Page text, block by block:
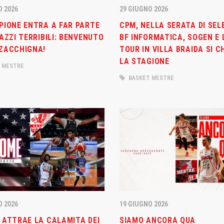
2026
ENTRA A FAR PARTE
TERRIBILI: BENVENUTO
MESTRE
29 GIUGNO 2026
CPM, NELLA SERATA DI
BF INFORMATICA, SOGEN E
TOUR IN VILLA BRAIDA SI
LA STAGIONE
BASKET MESTRE
2026
ATTRAE LA CALAMITA DEI
19 GIUGNO 2026
SIAMO ANCORA QUA
una nuova
che aumenta la rete
nel territorio
d’eccezione per il
due promesse della
LINKS
Download
Regolamento Emergenza
Consorzio Progetto Mestre